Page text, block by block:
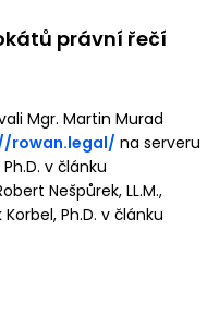
právní řečí
Mgr. Martin Murad
rowan.legal/ na serveru
v článku
Nešpůrek, LL.M.,
Ph.D. v článku